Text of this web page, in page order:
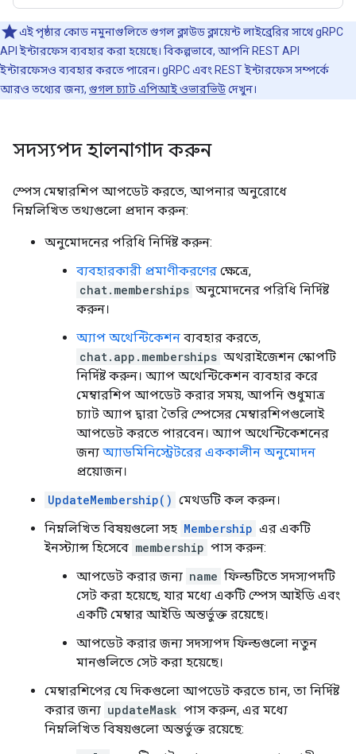
এই পৃষ্ঠার কোড নমুনাগুলিতে গুগল ক্লাউড ক্লায়েন্ট লাইব্রেরির সাথে gRPC
API ইন্টারফেস ব্যবহার করা হয়েছে। বিকল্পভাবে, আপনি REST API
ইন্টারফেসও ব্যবহার করতে পারেন। gRPC এবং REST ইন্টারফেস সম্পর্কে
আরও তথ্যের জন্য, গুগল চ্যাট এপিআই ওভারভিউদেখুন।
সদস্যপদ হালনাগাদ করুন
স্পেস মেম্বারশিপ আপডেট করতে, আপনার অনুরোধে
নিম্নলিখিত তথ্যগুলো প্রদান করুন:
অনুমোদনের পরিধি নির্দিষ্ট করুন:
ব্যবহারকারী প্রমাণীকরণের ক্ষেত্রে,
chat.memberships অনুমোদনের পরিধি নির্দিষ্ট
করুন।
অ্যাপ অথেন্টিকেশন ব্যবহার করতে,
chat.app.memberships অথরাইজেশন স্কোপটি
নির্দিষ্ট করুন। অ্যাপ অথেন্টিকেশন ব্যবহার করে
মেম্বারশিপ আপডেট করার সময়, আপনি শুধুমাত্র
চ্যাট অ্যাপ দ্বারা তৈরি স্পেসের মেম্বারশিপগুলোই
আপডেট করতে পারবেন। অ্যাপ অথেন্টিকেশনের
জন্য অ্যাডমিনিস্ট্রেটরের এককালীন অনুমোদন
প্রয়োজন।
UpdateMembership() মেথডটি কল করুন।
নিম্নলিখিত বিষয়গুলো সহ Membership এর একটি
ইনস্ট্যান্স হিসেবে membership পাস করুন:
আপডেট করার জন্য name ফিল্ডটিতে সদস্যপদটি
সেট করা হয়েছে, যার মধ্যে একটি স্পেস আইডি এবং
একটি মেম্বার আইডি অন্তর্ভুক্ত রয়েছে।
আপডেট করার জন্য সদস্যপদ ফিল্ডগুলো নতুন
মানগুলিতে সেট করা হয়েছে।
মেম্বারশিপের যে দিকগুলো আপডেট করতে চান, তা নির্দিষ্ট
করার জন্য updateMask পাস করুন, এর মধ্যে
নিম্নলিখিত বিষয়গুলো অন্তর্ভুক্ত রয়েছে: